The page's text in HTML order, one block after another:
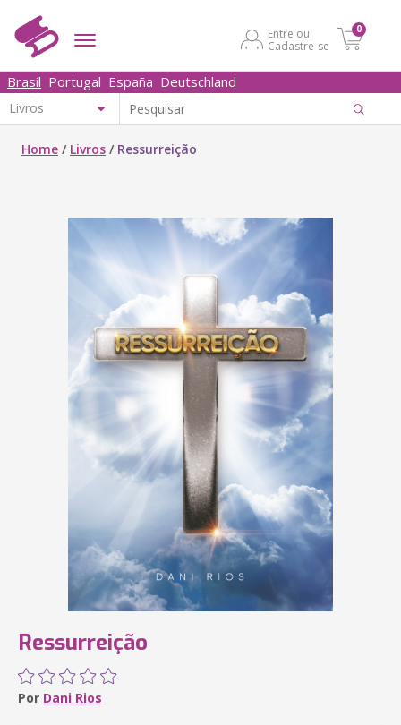
Entre ou
Cadastre-se
0
Brasil Portugal España Deutschland
Home / Livros / Ressurreição
Ressurreição
Por Dani Rios